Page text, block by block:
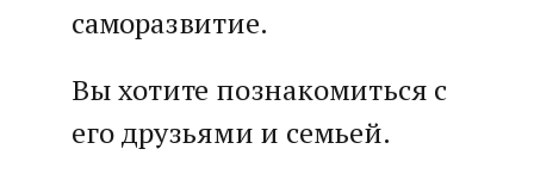
саморазвитие.
Вы хотите познакомиться с
его друзьями и семьей.